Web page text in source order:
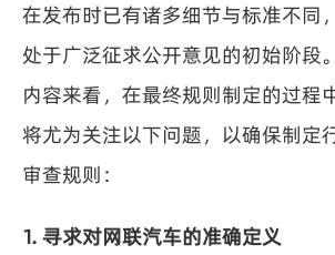
在发布时已有诸多细节与标准不同
处于广泛征求公开意见的初始阶段
内容来看，在最终规则制定的过程
将尤为关注以下问题，以确保制定
审查规则：
1. 寻求对网联汽车的准确定义